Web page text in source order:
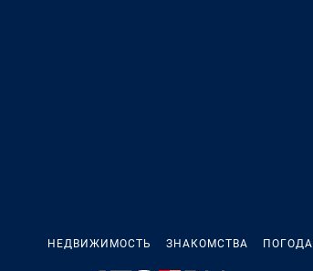
НЕДВИЖИМОСТЬ ЗНАКОМСТВА ПОГОДА